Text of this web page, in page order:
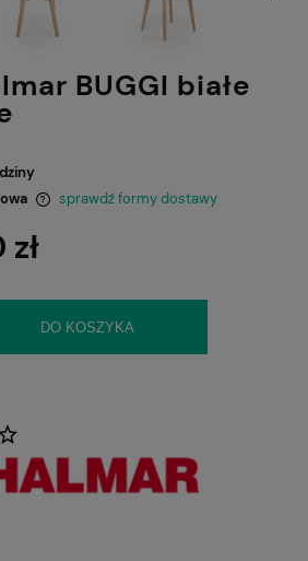
BUGGI białe
sprawdź formy dostawy
DO KOSZYKA